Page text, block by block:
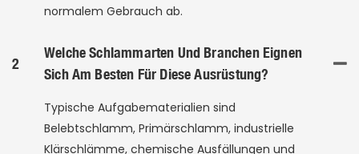
normalem Gebrauch ab.
2
Welche Schlammarten Und Branchen Eignen
Sich Am Besten Für Diese Ausrüstung?
Typische Aufgabematerialien sind
Belebtschlamm, Primärschlamm, industrielle
Klärschlämme, chemische Ausfällungen und